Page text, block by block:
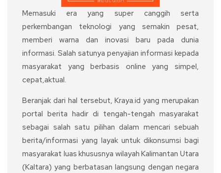
Memasuki era yang super canggih serta
perkembangan teknologi yang semakin pesat,
memberi warna dan inovasi baru pada dunia
informasi. Salah satunya penyajian informasi kepada
masyarakat yang berbasis online yang simpel,
cepat,aktual.
Beranjak dari hal tersebut, Kraya.id yang merupakan
portal berita hadir di tengah-tengah masyarakat
sebagai salah satu pilihan dalam mencari sebuah
berita/informasi yang layak untuk dikonsumsi bagi
masyarakat luas khususnya wilayah Kalimantan Utara
(Kaltara) yang berbatasan langsung dengan negara